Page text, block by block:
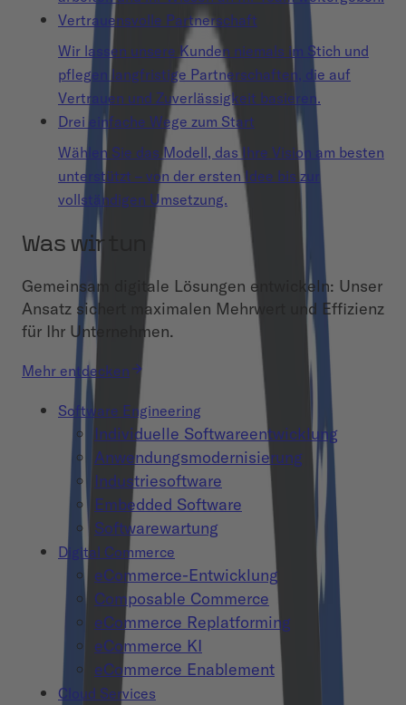
Vertrauensvolle Partnerschaft
Wir lassen unsere Kunden niemals im Stich und
pflegen langfristige Partnerschaften, die auf
Vertrauen und Zuverlässigkeit basieren.
Drei einfache Wege zum Start
Wählen Sie das Modell, das Ihre Vision am besten
unterstützt – von der ersten Idee bis zur
vollständigen Umsetzung.
Was wir tun
Gemeinsam digitale Lösungen entwickeln: Unser
Ansatz sichert maximalen Mehrwert und Effizienz
für Ihr Unternehmen.
Mehr entdecken
Software Engineering
Individuelle Softwareentwicklung
Anwendungsmodernisierung
Industriesoftware
Embedded Software
Softwarewartung
Digital Commerce
eCommerce-Entwicklung
Composable Commerce
eCommerce Replatforming
eCommerce KI
eCommerce Enablement
Cloud Services